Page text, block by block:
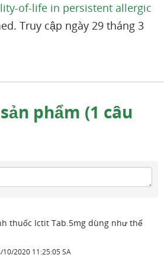
of-life in persistent allergic
Truy cập ngày 29 tháng 3
phẩm (1 câu
thuốc Ictit Tab.5mg dùng như thế
10/2020 11:25:05 SA